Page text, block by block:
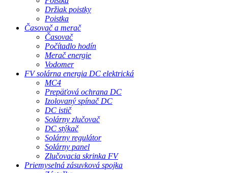
Držiak poistky
Poistka
Časovač a merač
Časovač
Počítadlo hodín
Merač energie
Vodomer
FV solárna energia DC elektrická
MC4
Prepäťová ochrana DC
Izolovaný spínač DC
DC istič
Solárny zlučovač
DC stýkač
Solárny regulátor
Solárny panel
Zlučovacia skrinka FV
Priemyselná zásuvková spojka